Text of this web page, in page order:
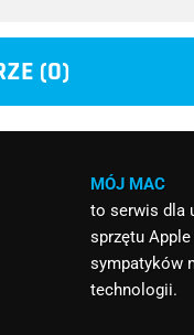
(0)
MÓJ MAC
to serwis dla
sprzętu
sympatyków
technologii.